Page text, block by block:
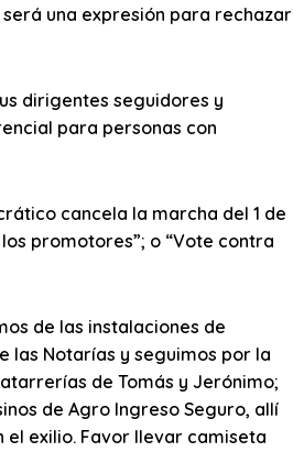
una expresión para rechazar
dirigentes seguidores y
para personas con
cancela la marcha del 1 de
promotores”; o “Vote contra
de las instalaciones de
las Notarías y seguimos por la
de Tomás y Jerónimo;
de Agro Ingreso Seguro, allí
exilio. Favor llevar camiseta